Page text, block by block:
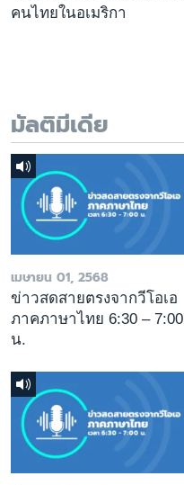
คนไทยในอเมริกา
มัลติมีเดีย
เมษายน 01, 2568
ข่าวสดสายตรงจากวีโอเอ
ภาคภาษาไทย 6:30 – 7:00
น.